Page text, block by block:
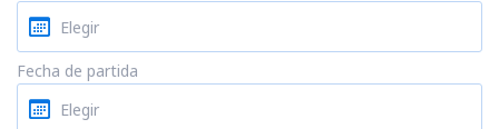
Fecha de partida